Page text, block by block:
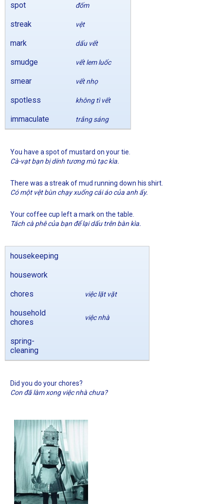
spot đốm
streak vệt
mark dấu vết
smudge vết lem luốc
smear vết nhọ
spotless không tì vết
immaculate trắng sáng
You have a spot of mustard on your tie.
Cà-vạt bạn bị dính tương mù tạc kìa.
There was a streak of mud running down his shirt.
Có một vệt bùn chạy xuống cái áo của anh ấy.
Your coffee cup left a mark on the table.
Tách cà phê của bạn để lại dấu trên bàn kìa.
housekeeping
housework
chores việc lặt vặt
household
chores
việc nhà
spring-
cleaning
Did you do your chores?
Con đã làm xong việc nhà chưa?